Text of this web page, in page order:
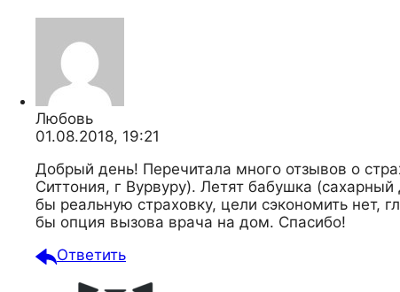
Любовь
01.08.2018, 19:21
Добрый день! Перечитала много отзывов о
Ситтония, г Вурвуру). Летят бабушка
бы реальную страховку, цели сэкономить нет,
бы опция вызова врача на дом. Спасибо!
Ответить